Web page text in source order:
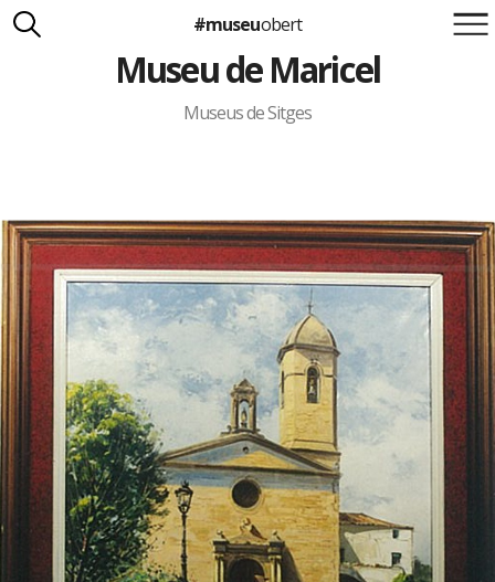
Suma't a la iniciativa
Nota legal
Carlota Royo
Francesca Barcellona
#museuobert
Museu de Maricel
Museus de Sitges